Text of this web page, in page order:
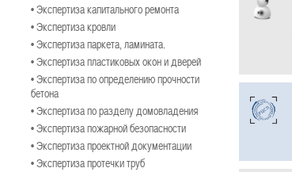
• Экспертиза капитального ремонта
• Экспертиза кровли
• Экспертиза паркета, ламината.
• Экспертиза пластиковых окон и дверей
• Экспертиза по определению прочности
бетона
• Экспертиза по разделу домовладения
• Экспертиза пожарной безопасности
• Экспертиза проектной документации
• Экспертиза протечки труб